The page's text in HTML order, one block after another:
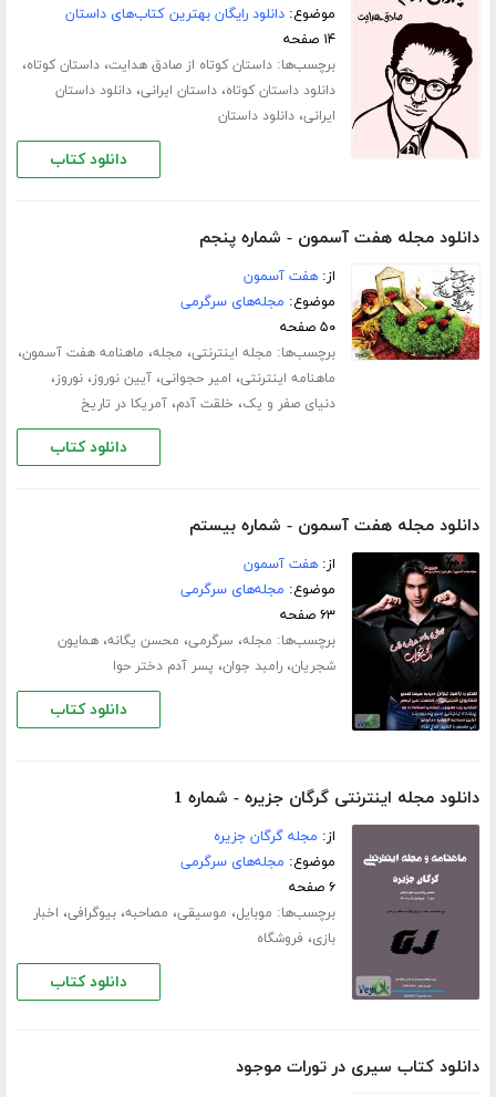
موضوع:دانلود رایگان بهترین کتاب‌های داستان
۱۴ صفحه
برچسب‌ها:داستان کوتاه از صادق هدایت،داستان کوتاه،
دانلود داستان کوتاه،داستان ایرانی،دانلود داستان
ایرانی،دانلود داستان
دانلود کتاب
دانلود مجله هفت آسمون - شماره پنجم
از:هفت آسمون
موضوع: مجله‌های سرگرمی
۵۰ صفحه
برچسب‌ها: مجله اینترنتی، مجله، ماهنامه هفت آسمون،
ماهنامه اینترنتی، امیر حجوانی،آیین نوروز،نوروز،
دنیای صفر و یک، خلقت آدم،آمریکا در تاریخ
دانلود کتاب
دانلود مجله هفت آسمون - شماره بیستم
از:هفت آسمون
موضوع: مجله‌های سرگرمی
۶۳ صفحه
برچسب‌ها: مجله، سرگرمی، محسن یگانه،همایون
شجریان،رامبد جوان، پسر آدم دختر حوا
دانلود کتاب
دانلود مجله اینترنتی گرگان جزیره - شماره 1
از: مجله گرگان جزیره
موضوع: مجله‌های سرگرمی
۶ صفحه
برچسب‌ها: موبایل، موسیقی، مصاحبه،بیوگرافی، اخبار
بازی، فروشگاه
دانلود کتاب
دانلود کتاب سیری در تورات موجود